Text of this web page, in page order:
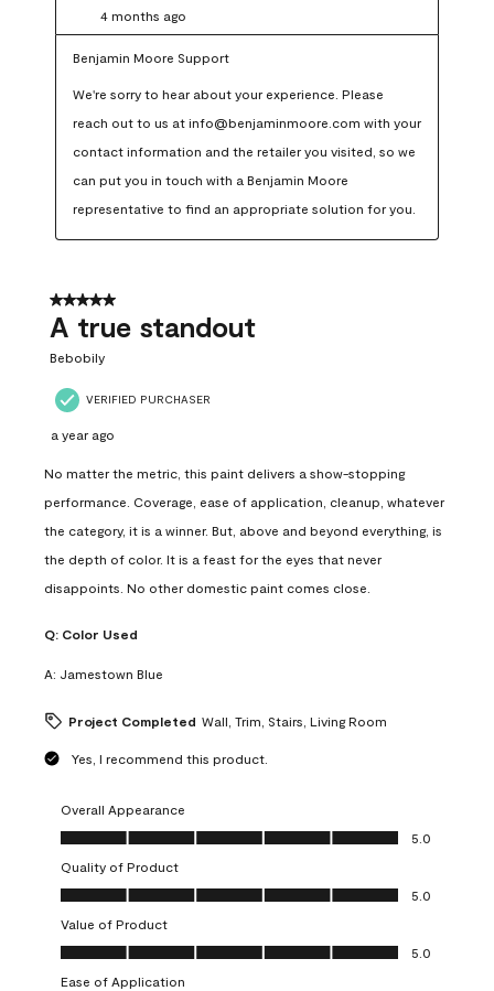
4 months ago
Benjamin Moore Support
We're sorry to hear about your experience. Please
reach out to us at info@benjaminmoore.com with your
contact information and the retailer you visited, so we
can put you in touch with a Benjamin Moore
representative to find an appropriate solution for you.
5 out of 5 stars.
A true standout
Bebobily
VERIFIED PURCHASER
a year ago
No matter the metric, this paint delivers a show-stopping
performance. Coverage, ease of application, cleanup, whatever
the category, it is a winner. But, above and beyond everything, is
the depth of color. It is a feast for the eyes that never
disappoints. No other domestic paint comes close.
Q: Color Used
A: Jamestown Blue
Project Completed Wall, Trim, Stairs, Living Room
Yes, I recommend this product.
Overall Appearance
Overall Appearance, 5.0 out of 5
5.0
Quality of Product
Quality of Product, 5.0 out of 5
5.0
Value of Product
Value of Product, 5.0 out of 5
5.0
Ease of Application